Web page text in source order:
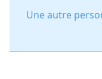
Une autre